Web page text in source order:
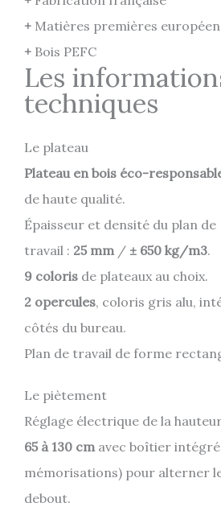
+ Matières premières
+ Bois PEFC
Les
techniques
Le plateau
Plateau en bois éco-
de haute qualité.
Épaisseur et densité du plan de
travail : 25 mm/ ± 650 kg/m3.
9 coloris de plateaux au choix.
2 opercules, coloris gris alu,
côtés du bureau.
Plan de travail de forme
Le piètement
Réglage électrique de la
65 à 130 cm avec boîtier
mémorisations) pour alterner
debout.